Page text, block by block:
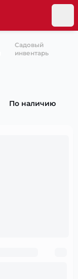
Садовый
инвентарь
По наличию